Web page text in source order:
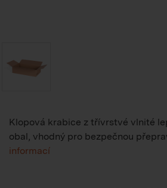
Klopová krabice z třívrstvé vlnité
obal, vhodný pro bezpečnou
informací